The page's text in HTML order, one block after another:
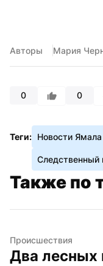
Авторы Мария
0 0
Теги: Новости Ямала
Следственный
Также по
Происшествия
Два лесных